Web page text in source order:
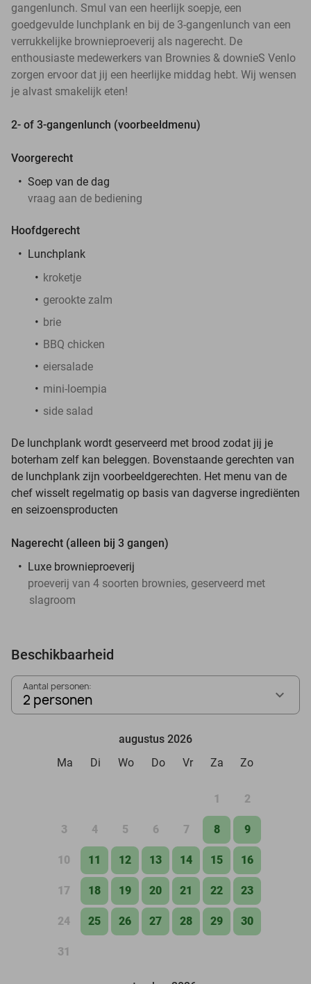
gangenlunch. Smul van een heerlijk soepje, een
goedgevulde lunchplank en bij de 3-gangenlunch van een
verrukkelijke brownieproeverij als nagerecht. De
enthousiaste medewerkers van Brownies & downieS Venlo
zorgen ervoor dat jij een heerlijke middag hebt. Wij wensen
je alvast smakelijk eten!
2- of 3-gangenlunch (voorbeeldmenu)
Voorgerecht
Soep van de dag
vraag aan de bediening
Hoofdgerecht
Lunchplank
kroketje
gerookte zalm
brie
BBQ chicken
eiersalade
mini-loempia
side salad
De lunchplank wordt geserveerd met brood zodat jij je
boterham zelf kan beleggen. Bovenstaande gerechten van
de lunchplank zijn voorbeeldgerechten. Het menu van de
chef wisselt regelmatig op basis van dagverse ingrediënten
en seizoensproducten
Nagerecht (alleen bij 3 gangen)
Luxe brownieproeverij
proeverij van 4 soorten brownies, geserveerd met
slagroom
Beschikbaarheid
Aantal personen:
2 personen
augustus 2026
Ma
Di Wo Do Vr Za Zo
1 2
3 4 5 6 7 8 9
10 11 12 13 14 15 16
17 18 19 20 21 22 23
24 25 26 27 28 29 30
31